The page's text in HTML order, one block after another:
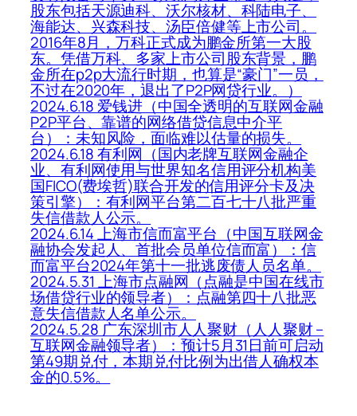
股东包括天源迪科、沃尔核材、科陆电子、
海能达、兴森科技、汤臣倍健等上市公司。
2016年8月，万科正式成为鹏金所第一大股
东。凭借万科、多家上市公司股东背景，鹏
金所在p2p大流行时期，也算是“豪门”一员，
不过在2020年，退出了P2P网贷行业。）
2024.6.18 爱钱进（中国全透明的互联网金融
P2P平台、靠谱的网络借贷信息中介平
台）：未知风险，面临难以估量的损失。
2024.6.18 有利网（国内老牌互联网金融企
业、有利网使用与世界知名信用评分机构美
国FICO(费埃哲)联合开发的信用评分卡及决
策引擎）：有利网平台第二百七十八批严重
失信借款人公示。
2024.6.14 上海市信而富平台（中国互联网金
融协会发起人、首批会员单位信而富）：信
而富平台2024年第十一批逃废债人员名单。
2024.5.31 上海市点融网（点融是中国在线市
场借贷行业的领导者）：点融第四十八批恶
意失信借款人名单公示。
2024.5.28 广东深圳市人人聚财（人人聚财 –
互联网金融领导者）：预计5月31日前可启动
第49期兑付，本期兑付比例为出借人确权本
金的0.5%。